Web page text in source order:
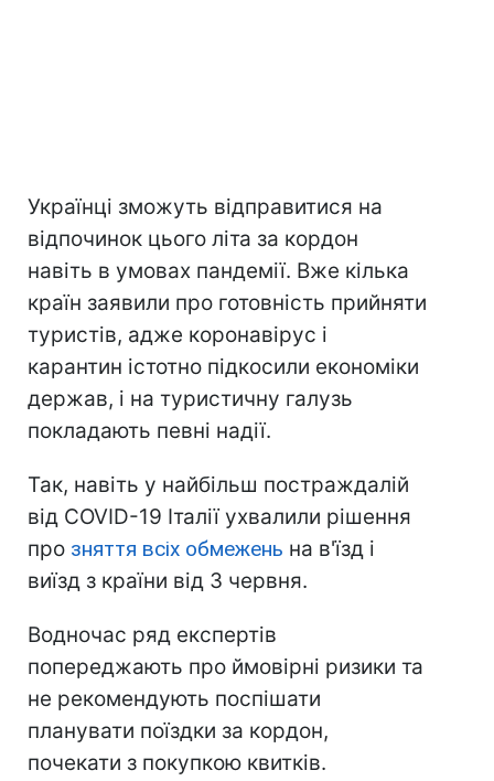
Українці зможуть відправитися на
відпочинок цього літа за кордон
навіть в умовах пандемії. Вже кілька
країн заявили про готовність прийняти
туристів, адже коронавірус і
карантин істотно підкосили економіки
держав, і на туристичну галузь
покладають певні надії.
Так, навіть у найбільш постраждалій
від COVID-19 Італії ухвалили рішення
про зняття всіх обмежень на в'їзд і
виїзд з країни від 3 червня.
Водночас ряд експертів
попереджають про ймовірні ризики та
не рекомендують поспішати
планувати поїздки за кордон,
почекати з покупкою квитків.